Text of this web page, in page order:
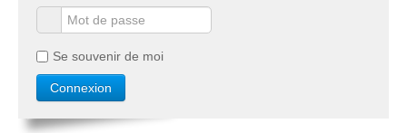
Se souvenir de moi